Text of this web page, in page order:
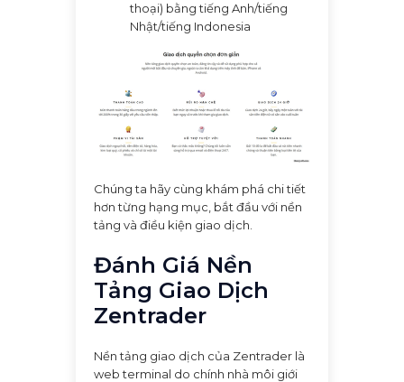
thoại) bằng tiếng Anh/tiếng
Nhật/tiếng Indonesia
Chúng ta hãy cùng khám phá chi tiết
hơn từng hạng mục, bắt đầu với nền
tảng và điều kiện giao dịch.
Đánh Giá Nền
Tảng Giao Dịch
Zentrader
Nền tảng giao dịch của Zentrader là
web terminal do chính nhà môi giới